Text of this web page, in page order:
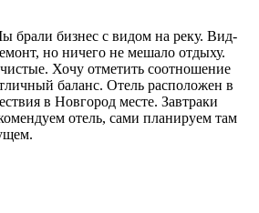
брали бизнес с видом на реку. Вид-
но ничего не мешало отдыху.
Хочу отметить соотношение
баланс. Отель расположен в
в Новгород месте. Завтраки
отель, сами планируем там